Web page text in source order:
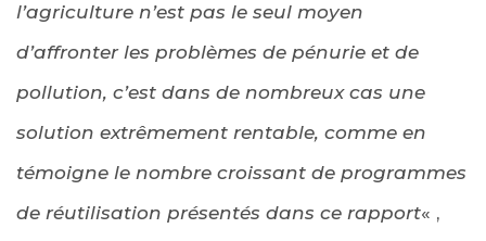
l’agriculture n’est pas le seul moyen
d’affronter les problèmes de pénurie et de
pollution, c’est dans de nombreux cas une
solution extrêmement rentable, comme en
témoigne le nombre croissant de programmes
de réutilisation présentés dans ce rapport« ,